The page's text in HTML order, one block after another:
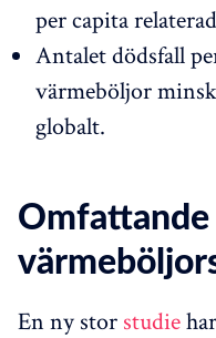
per capita
Antalet dödsfall
värmeböljor
globalt.
Omfattande
En ny stor studie